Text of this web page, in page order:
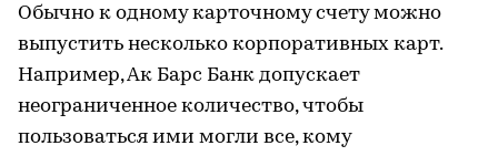
Обычно к одному карточному счету можно
выпустить несколько корпоративных карт.
Например, Ак Барс Банк допускает
неограниченное количество, чтобы
пользоваться ими могли все, кому